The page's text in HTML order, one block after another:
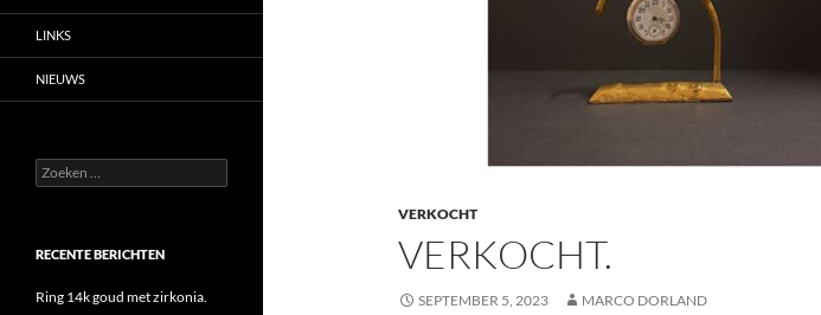
VERKOCHT
VERKOCHT.
SEPTEMBER 5, 2023 MARCO DORLAND
LINKS
NIEUWS
Zoeken
naar:
RECENTE BERICHTEN
Ring 14k goud met zirkonia.